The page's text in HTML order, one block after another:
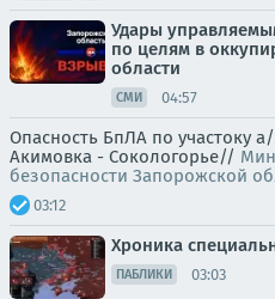
Удары
по целям в
области
СМИ 04:57
Опасность БпЛА по участоку
Акимовка - Сокологорье//
безопасности Запорожской
03:12
Хроника
ПАБЛИКИ 03:03